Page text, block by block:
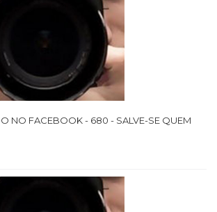
NO FACEBOOK - 680 - SALVE-SE QUEM